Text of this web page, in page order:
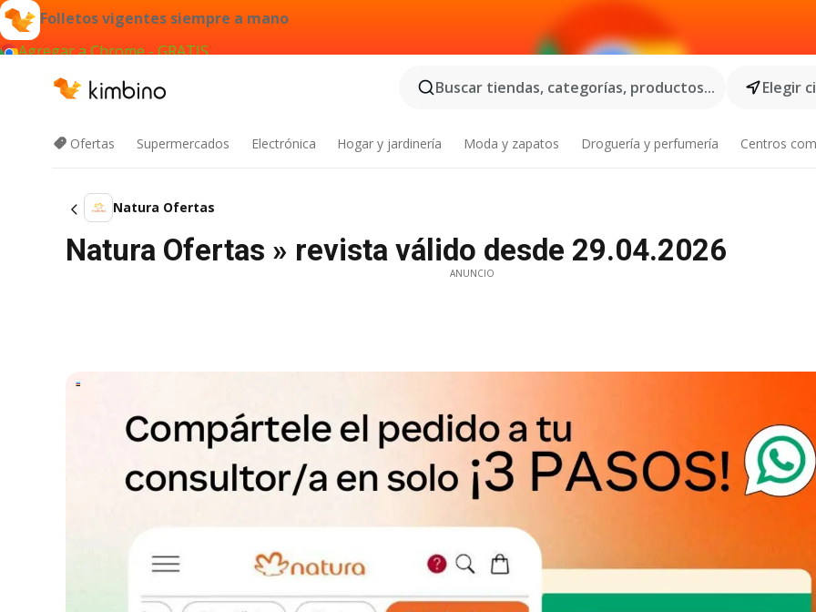
Folletos vigentes siempre a mano
Agregar a Chrome - GRATIS
Buscar tiendas, categorías, productos...
Elegir
Ofertas Supermercados Electrónica Hogar y jardinería Moda y zapatos Droguería y perfumería Centros
Natura Ofertas
Natura Ofertas » revista válido desde 29.04.2026
ANUNCIO